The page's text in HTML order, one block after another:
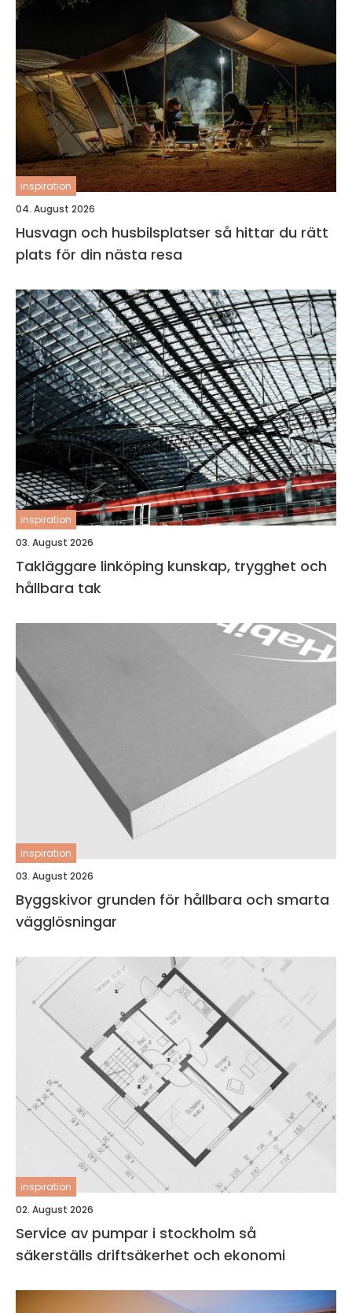
inspiration
04. August 2026
Husvagn och husbilsplatser så hittar du rätt
plats för din nästa resa
inspiration
03. August 2026
Takläggare linköping kunskap, trygghet och
hållbara tak
inspiration
03. August 2026
Byggskivor grunden för hållbara och smarta
vägglösningar
inspiration
02. August 2026
Service av pumpar i stockholm så
säkerställs driftsäkerhet och ekonomi